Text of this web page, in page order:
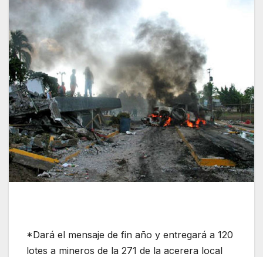
*Dará el mensaje de fin año y entregará a 120
lotes a mineros de la 271 de la acerera local